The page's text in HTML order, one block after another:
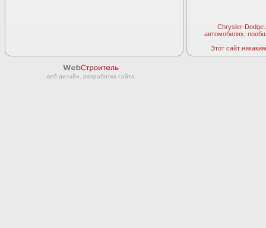
Chrysler-
автомобилях,
Этот сайт
веб дизайн, разработка сайта